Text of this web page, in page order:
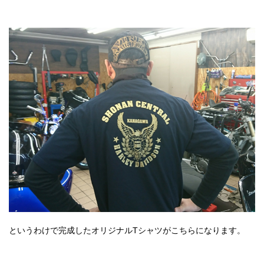
というわけで完成したオリジナルTシャツがこちらになります。